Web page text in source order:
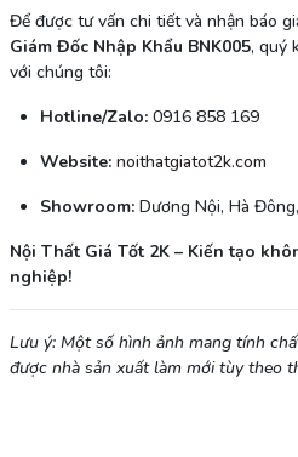
Để được tư vấn chi tiết và nhận báo
Giám Đốc Nhập Khẩu BNK005, quý
với chúng tôi:
Hotline/Zalo:0916 858 169
Website: noithatgiatot2k.com
Showroom:Dương Nội, Hà
Nội Thất Giá Tốt 2K – Kiến tạo
nghiệp!
Lưu ý: Một số hình ảnh mang tính
được nhà sản xuất làm mới tùy theo